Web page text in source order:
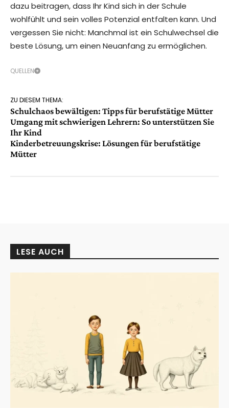
dazu beitragen, dass Ihr Kind sich in der Schule
wohlfühlt und sein volles Potenzial entfalten kann. Und
vergessen Sie nicht: Manchmal ist ein Schulwechsel die
beste Lösung, um einen Neuanfang zu ermöglichen.
QUELLEN
ZU DIESEM THEMA:
Schulchaos bewältigen: Tipps für berufstätige Mütter
Umgang mit schwierigen Lehrern: So unterstützen Sie
Ihr Kind
Kinderbetreuungskrise: Lösungen für berufstätige
Mütter
LESE AUCH